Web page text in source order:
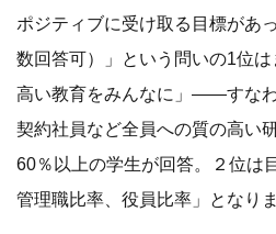
ポジティブに受け取る目標があ
数回答可）」という問いの1位
高い教育をみんなに」――すなわ
契約社員など全員への質の高い
60％以上の学生が回答。２位は
管理職比率、役員比率」となりま